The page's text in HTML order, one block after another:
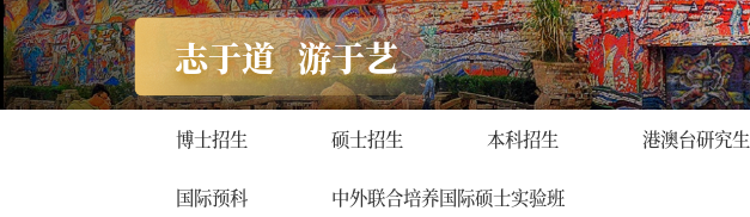
志于道 游于艺
招生工作 首页 > 留学生招生
博士招生 硕士招生 本科招生 港澳台研究生
国际预科 中外联合培养国际硕士实验班